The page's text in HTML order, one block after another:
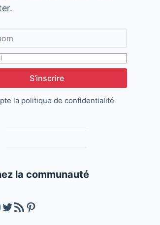
S’inscrire
la politique de confidentialité
la communauté
Twitter
Feed RSSPinterest